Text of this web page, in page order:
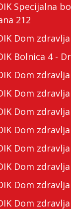
Specijalna
212
Dom
Bolnica 4 -
Dom
Dom
Dom
Dom
Dom
Dom
Dom
Dom